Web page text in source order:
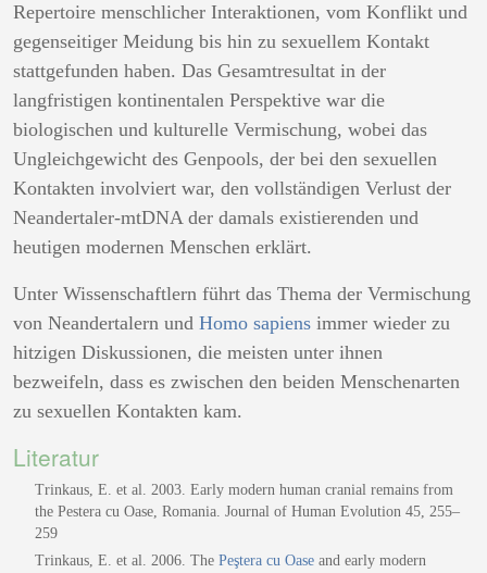
Repertoire menschlicher Interaktionen, vom Konflikt und
gegenseitiger Meidung bis hin zu sexuellem Kontakt
stattgefunden haben. Das Gesamtresultat in der
langfristigen kontinentalen Perspektive war die
biologischen und kulturelle Vermischung, wobei das
Ungleichgewicht des Genpools, der bei den sexuellen
Kontakten involviert war, den vollständigen Verlust der
Neandertaler-mtDNA der damals existierenden und
heutigen modernen Menschen erklärt.
Unter Wissenschaftlern führt das Thema der Vermischung
von Neandertalern und Homo sapiens immer wieder zu
hitzigen Diskussionen, die meisten unter ihnen
bezweifeln, dass es zwischen den beiden Menschenarten
zu sexuellen Kontakten kam.
Literatur
Trinkaus, E. et al. 2003. Early modern human cranial remains from
the Pestera cu Oase, Romania. Journal of Human Evolution 45, 255–
259
Trinkaus, E. et al. 2006. The Peştera cu Oase and early modern